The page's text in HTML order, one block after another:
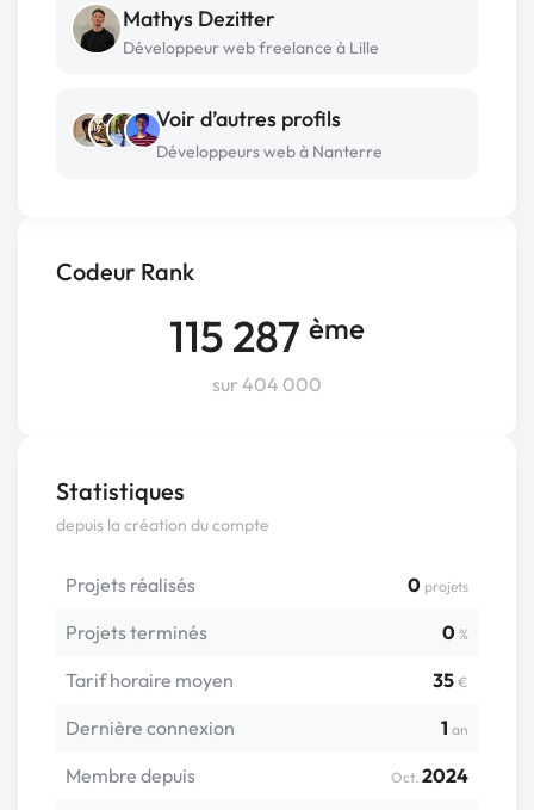
Codeur Rank
115 287 ème
sur 404 000
Statistiques
depuis la création du compte
Projets réalisés 0 projets
Projets terminés 0 %
Tarif horaire moyen 35 €
Dernière connexion 1 an
Membre depuis Oct. 2024
Mathys Dezitter
Développeur web freelance à Lille
Voir d’autres profils
Développeurs web à Nanterre